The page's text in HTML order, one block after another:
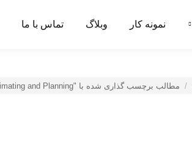
نمونه کار وبلاگ تماس با ما
مطالب برچسب گذاری شده با "Agile Estimating and Planning"